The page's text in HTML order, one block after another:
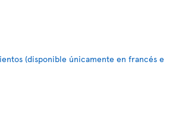
(disponible únicamente en francés e